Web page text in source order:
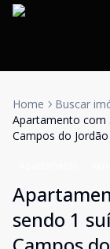
Home
Buscar
Apartamento com
Campos do Jordão
sendo 1